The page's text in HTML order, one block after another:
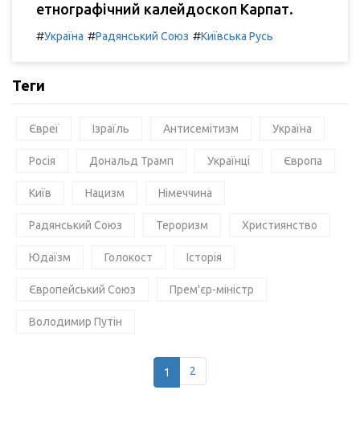
етнографічний калейдоскоп Карпат.
#Україна #Радянський Союз #Київська Русь
Теги
Євреї Ізраїль Антисемітизм Україна
Росія Дональд Трамп Українці Європа
Київ Нацизм Німеччина
Радянський Союз Тероризм Християнство
Юдаїзм Голокост Історія
Європейський Союз Прем'єр-міністр
Володимир Путін
1 2